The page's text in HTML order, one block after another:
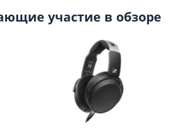
участие в обзоре